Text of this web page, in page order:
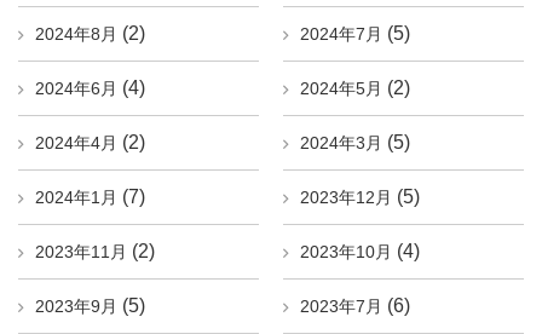
2024年8月 (2) 2024年7月 (5)
2024年6月 (4) 2024年5月 (2)
2024年4月 (2) 2024年3月 (5)
2024年1月 (7) 2023年12月 (5)
2023年11月 (2) 2023年10月 (4)
2023年9月 (5) 2023年7月 (6)